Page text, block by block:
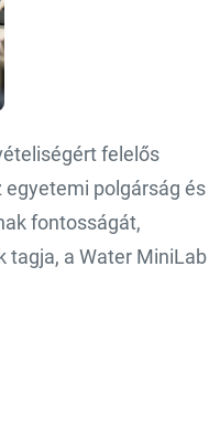
felelős
polgárság és
fontosságát,
tagja, a Water MiniLab